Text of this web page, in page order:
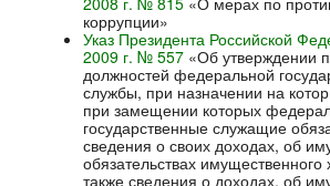
коррупции»
Указ Президента Российской
2009 г. № 557 «Об утверждении
должностей федеральной
службы, при назначении на
при замещении которых
государственные служащие
сведения о своих доходах, об
обязательствах имущественного
также сведения о доходах, об